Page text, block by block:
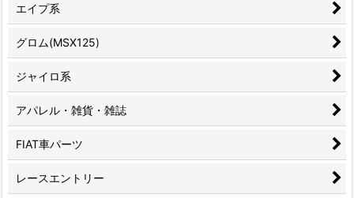
エイプ系
グロム(MSX125)
ジャイロ系
アパレル・雑貨・雑誌
FIAT車パーツ
レースエントリー